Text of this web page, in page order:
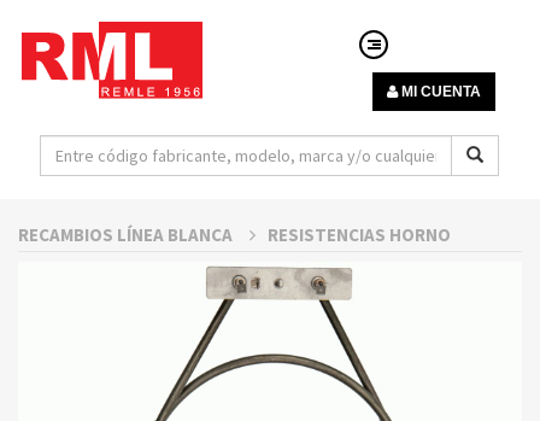
MI CUENTA
RECAMBIOS LÍNEA BLANCA RESISTENCIAS HORNO